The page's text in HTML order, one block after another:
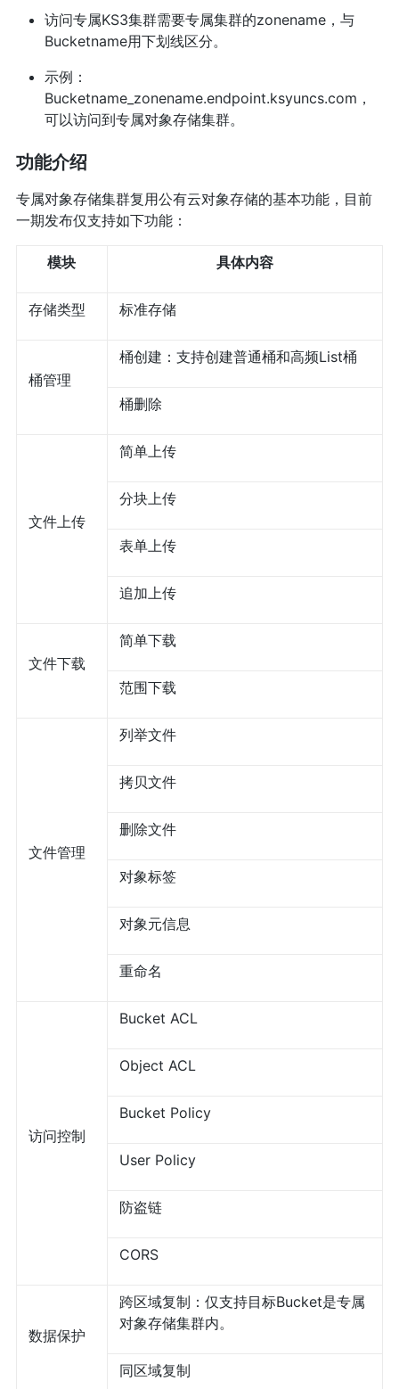
访问专属KS3集群需要专属集群的zonename，与
Bucketname用下划线区分。
示例：
Bucketname_zonename.endpoint.ksyuncs.com，
可以访问到专属对象存储集群。
功能介绍
专属对象存储集群复用公有云对象存储的基本功能，目前
一期发布仅支持如下功能：
模块 具体内容
存储类型 标准存储
桶管理
桶创建：支持创建普通桶和高频List桶
桶删除
文件上传
简单上传
分块上传
表单上传
追加上传
文件下载
简单下载
范围下载
文件管理
列举文件
拷贝文件
删除文件
对象标签
对象元信息
重命名
访问控制
Bucket ACL
Object ACL
Bucket Policy
User Policy
防盗链
CORS
数据保护
跨区域复制：仅支持目标Bucket是专属
对象存储集群内。
同区域复制